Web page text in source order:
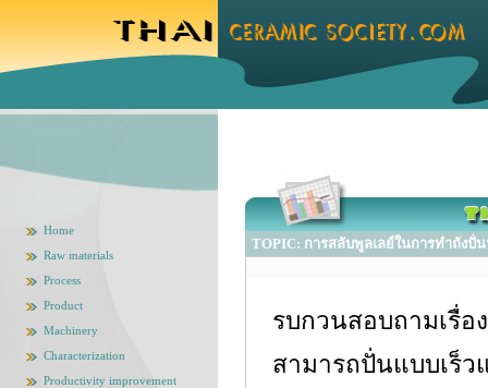
Home
Raw materials
Process
Product
Machinery
Characterization
Productivity improvement
TOPIC: การสลับพูลเลย์ในการทำถังปั่
รบกวนสอบถามเรื่
สามารถปั่นแบบเร็ว